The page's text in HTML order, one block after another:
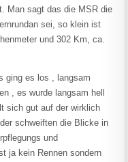
Man sagt das die MSR die
sei, so klein ist
und 302 Km, ca.
ging es los , langsam
, es wurde langsam hell
sich gut auf der wirklich
schweiften die Blicke in
und
ja kein Rennen sondern